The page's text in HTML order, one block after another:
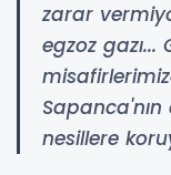
zarar
egzoz
Sapanca'nın
nesillere